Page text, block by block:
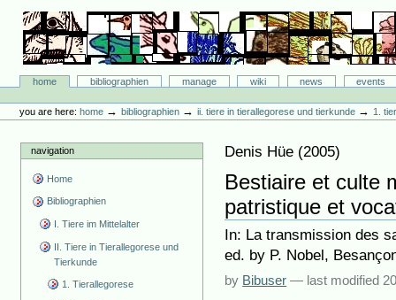
content.
navigation
Bibliographie-Portal
Sectionshome bibliographien manage wiki news
events
tools
you are here: home →bibliographien →ii. tiere in tierallegorese und tierkunde →1.
navigation
Home
Bibliographien
I. Tiere im Mittelalter
II. Tiere in Tierallegorese und
Tierkunde
1. Tierallegorese
Denis Hüe (2005)
Bestiaire et culte
patristique et
In: La transmission des
ed. by P. Nobel,
by Bibuser — last modified